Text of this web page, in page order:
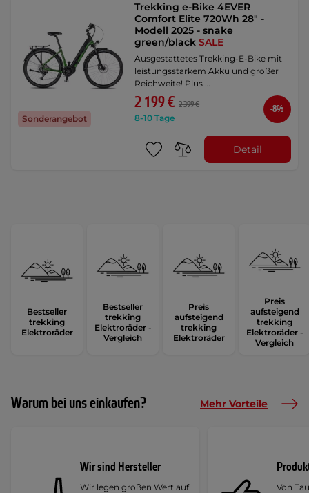
Sonderangebot
Trekking e-Bike 4EVER
Comfort Elite 720Wh 28" -
Modell 2025 - snake
green/blackSALE
Ausgestattetes Trekking-E-Bike mit
leistungsstarkem Akku und großer
Reichweite! Plus …
2 199 € 2 399 €
8-10 Tage
-8%
Detail
Bestseller
trekking
Elektroräder
Bestseller
trekking
Elektroräder -
Vergleich
Preis
aufsteigend
trekking
Elektroräder
Preis
aufsteigend
trekking
Elektroräder -
Vergleich
Warum bei uns einkaufen? Mehr Vorteile
Wir sind Hersteller
Wir legen großen Wert auf
Von